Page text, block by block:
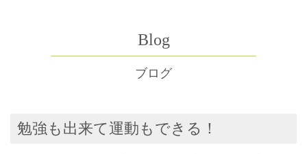
Blog
ブログ
勉強も出来て運動もできる！